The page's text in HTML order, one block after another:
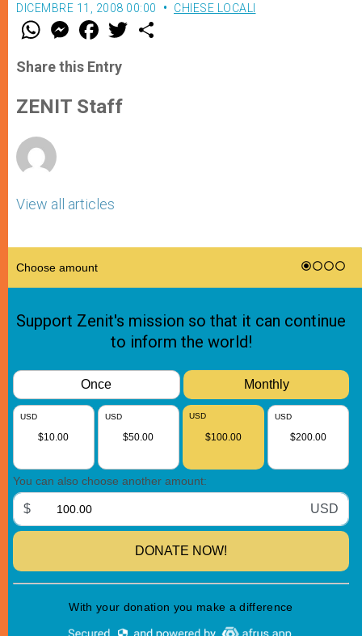
DICEMBRE 11, 2008 00:00 CHIESE LOCALI
W
t
s
p
p
M
e
s
e
g
e
F
a
e
b
o
k
w
Share this Entry
ZENIT Staff
View all articles